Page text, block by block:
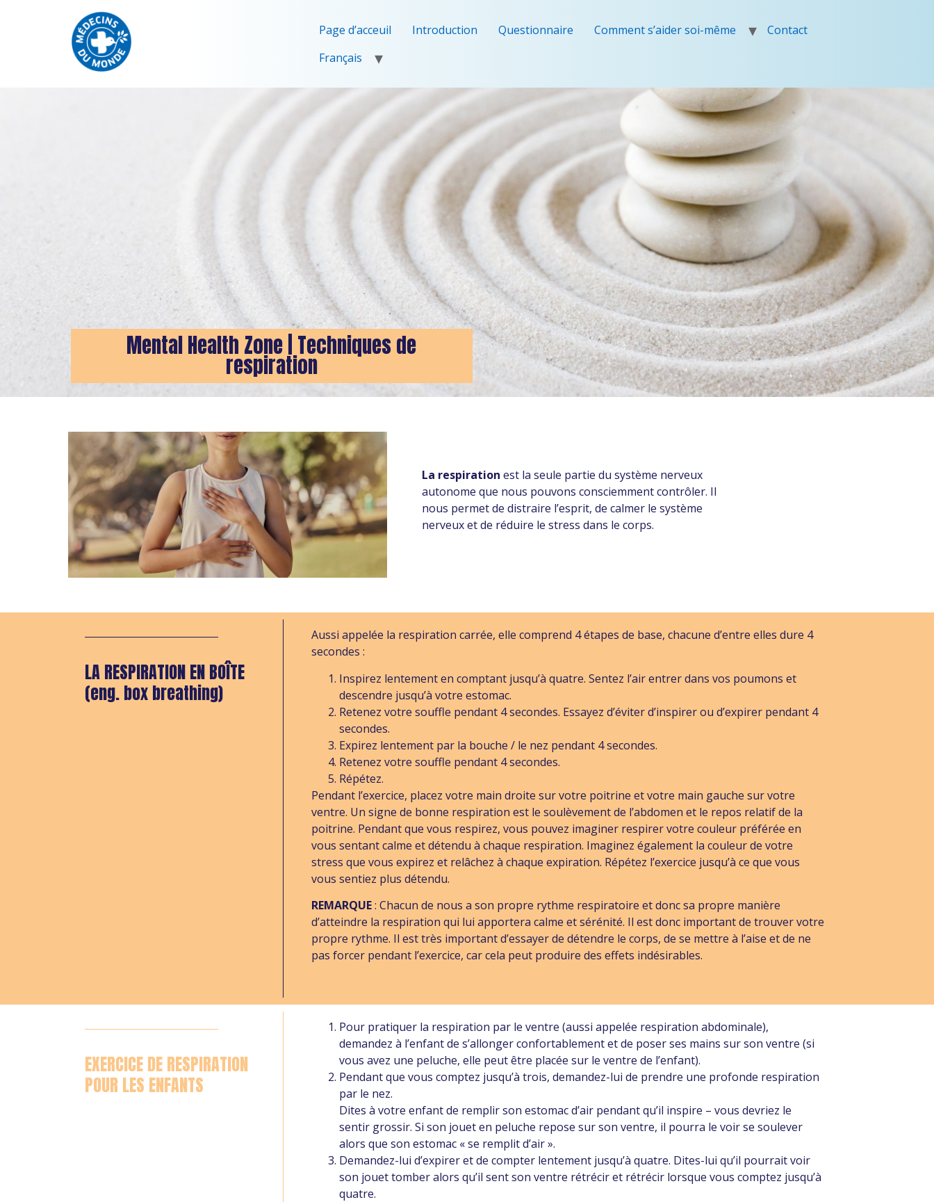
Page d’acceuil Introduction Questionnaire Comment s’aider soi-même
Contact
Français
Mental Health Zone | Techniques de
respiration
La respiration est la seule partie du système nerveux
autonome que nous pouvons consciemment contrôler. Il
nous permet de distraire l’esprit, de calmer le système
nerveux et de réduire le stress dans le corps.
LA RESPIRATION EN BOÎTE
(eng. box breathing)
Aussi appelée la respiration carrée, elle comprend 4 étapes de base, chacune d’entre elles dure 4
secondes :
Inspirez lentement en comptant jusqu’à quatre. Sentez l’air entrer dans vos poumons et
descendre jusqu’à votre estomac.
Retenez votre souffle pendant 4 secondes. Essayez d’éviter d’inspirer ou d’expirer pendant 4
secondes.
Expirez lentement par la bouche / le nez pendant 4 secondes.
Retenez votre souffle pendant 4 secondes.
Répétez.
Pendant l’exercice, placez votre main droite sur votre poitrine et votre main gauche sur votre
ventre. Un signe de bonne respiration est le soulèvement de l’abdomen et le repos relatif de la
poitrine. Pendant que vous respirez, vous pouvez imaginer respirer votre couleur préférée en
vous sentant calme et détendu à chaque respiration. Imaginez également la couleur de votre
stress que vous expirez et relâchez à chaque expiration. Répétez l’exercice jusqu’à ce que vous
vous sentiez plus détendu.
REMARQUE: Chacun de nous a son propre rythme respiratoire et donc sa propre manière
d’atteindre la respiration qui lui apportera calme et sérénité. Il est donc important de trouver votre
propre rythme. Il est très important d’essayer de détendre le corps, de se mettre à l’aise et de ne
pas forcer pendant l’exercice, car cela peut produire des effets indésirables.
EXERCICE DE RESPIRATION
POUR LES ENFANTS
Pour pratiquer la respiration par le ventre (aussi appelée respiration abdominale),
demandez à l’enfant de s’allonger confortablement et de poser ses mains sur son ventre (si
vous avez une peluche, elle peut être placée sur le ventre de l’enfant).
Pendant que vous comptez jusqu’à trois, demandez-lui de prendre une profonde respiration
par le nez.
Dites à votre enfant de remplir son estomac d’air pendant qu’il inspire – vous devriez le
sentir grossir. Si son jouet en peluche repose sur son ventre, il pourra le voir se soulever
alors que son estomac « se remplit d’air ».
Demandez-lui d’expirer et de compter lentement jusqu’à quatre. Dites-lui qu’il pourrait voir
son jouet tomber alors qu’il sent son ventre rétrécir et rétrécir lorsque vous comptez jusqu’à
quatre.